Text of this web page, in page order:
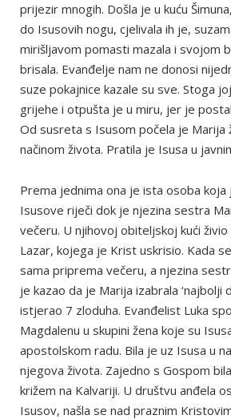
prijezir mnogih. Došla je u kuću
do Isusovih nogu, cjelivala ih je,
mirišljavom pomasti mazala i svojom
brisala. Evanđelje nam ne donosi
suze pokajnice kazale su sve. Stoga
grijehe i otpušta je u miru, jer je
Od susreta s Isusom počela je Marija
načinom života. Pratila je Isusa u
Prema jednima ona je ista osoba koja
Isusove riječi dok je njezina sestra
večeru. U njihovoj obiteljskoj kući
Lazar, kojega je Krist uskrisio. Kada
sama priprema večeru, a njezina
je kazao da je Marija izabrala ‘najbolji
istjerao 7 zloduha. Evanđelist Luka
Magdalenu u skupini žena koje su
apostolskom radu. Bila je uz Isusa u
njegova života. Zajedno s Gospom
križem na Kalvariji. U društvu anđela
Isusov, našla se nad praznim